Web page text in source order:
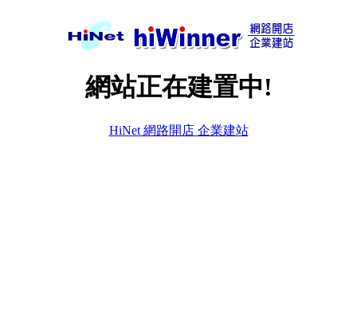
網站正在建置中!
HiNet 網路開店 企業建站